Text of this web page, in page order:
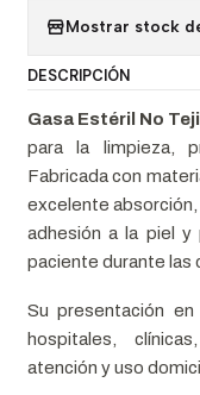
Mostrar stock
DESCRIPCIÓN
Gasa Estéril No
para la limpieza,
Fabricada con
excelente absorción,
adhesión a la piel y
paciente durante las
Su presentación en
hospitales,
atención y uso